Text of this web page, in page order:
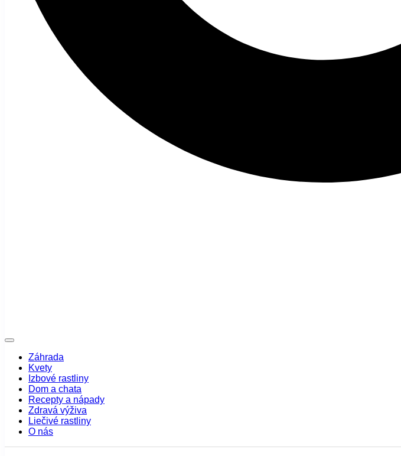
Záhrada
Kvety
Izbové rastliny
Dom a chata
Recepty a nápady
Zdravá výživa
Liečivé rastliny
O nás